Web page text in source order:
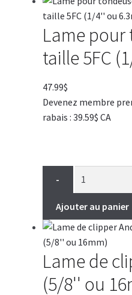
Lame pour
taille 5FC
47.99$
Devenez membre
rabais : 39.59$ CA
-
Ajouter au panier
Lame de
(5/8'' ou